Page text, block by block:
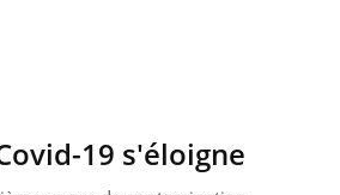
19 s'éloigne